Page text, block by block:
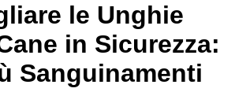
le Unghie
in Sicurezza:
Sanguinamenti